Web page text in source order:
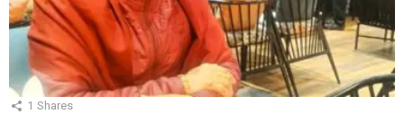
1 Shares